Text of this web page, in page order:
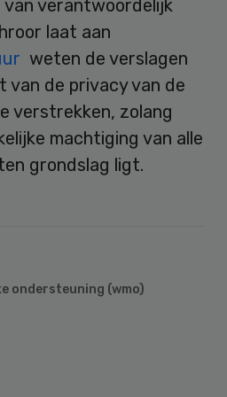
verantwoordelijk
laat aan
weten de verslagen
de privacy van de
verstrekken, zolang
machtiging van alle
grondslag ligt.
ondersteuning (wmo)